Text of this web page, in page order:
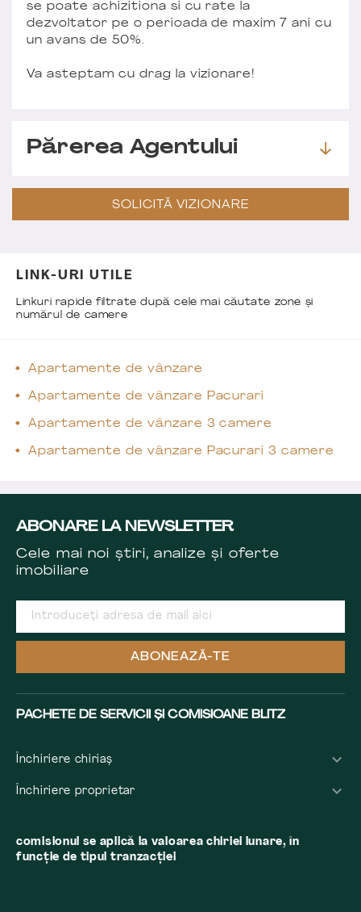
se poate achizitiona si cu rate la
dezvoltator pe o perioada de maxim 7 ani cu
un avans de 50%.
Va asteptam cu drag la vizionare!
Părerea Agentului
SOLICITĂ VIZIONARE
LINK-URI UTILE
Linkuri rapide filtrate după cele mai căutate zone și
numărul de camere
Apartamente de vânzare
Apartamente de vânzare Pacurari
Apartamente de vânzare 3 camere
Apartamente de vânzare Pacurari 3 camere
ABONARE LA NEWSLETTER
Cele mai noi știri, analize și oferte
imobiliare
ABONEAZĂ-TE
PACHETE DE SERVICII ȘI COMISIOANE BLITZ
Închiriere chiriaș
Închiriere proprietar
comisionul se aplică la valoarea chiriei lunare, în
funcție de tipul tranzacției